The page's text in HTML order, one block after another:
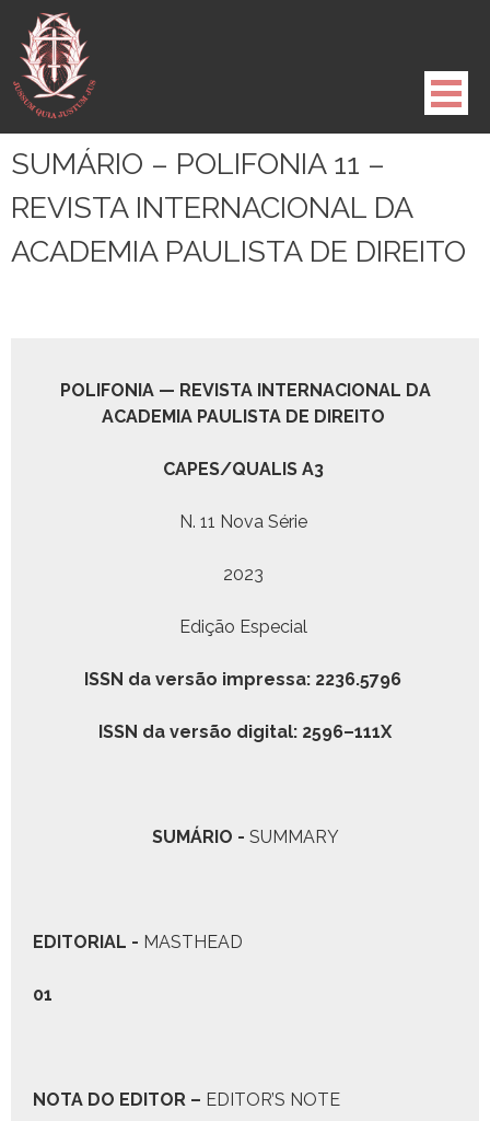
para
conteúdo
SUMÁRIO – POLIFONIA 11 –
REVISTA INTERNACIONAL DA
ACADEMIA PAULISTA DE DIREITO
POLIFONIA — REVISTA INTERNACIONAL DA
ACADEMIA PAULISTA DE DIREITO
CAPES/QUALIS A3
N. 11 Nova Série
2023
Edição Espe­cial
ISSN da ver­são impres­sa: 2236.5796
ISSN da ver­são dig­i­tal: 2596–111X
SUMÁRIO - SUMMARY
EDITORIAL - MASTHEAD
01
NOTA DO EDITOR – EDITOR’S NOTE